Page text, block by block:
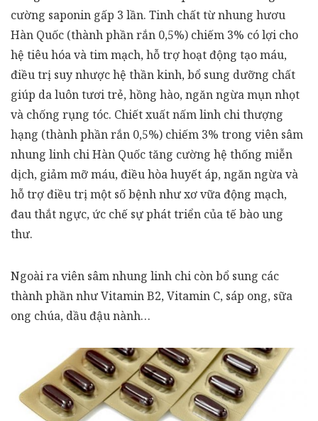
cường saponin gấp 3 lần. Tinh chất từ nhung hươu
Hàn Quốc (thành phần rắn 0,5%) chiếm 3% có lợi cho
hệ tiêu hóa và tim mạch, hỗ trợ hoạt động tạo máu,
điều trị suy nhược hệ thần kinh, bổ sung dưỡng chất
giúp da luôn tươi trẻ, hồng hào, ngăn ngừa mụn nhọt
và chống rụng tóc. Chiết xuất nấm linh chi thượng
hạng (thành phần rắn 0,5%) chiếm 3% trong viên sâm
nhung linh chi Hàn Quốc tăng cường hệ thống miễn
dịch, giảm mỡ máu, điều hòa huyết áp, ngăn ngừa và
hỗ trợ điều trị một số bệnh như xơ vữa động mạch,
đau thắt ngực, ức chế sự phát triển của tế bào ung
thư.
Ngoài ra viên sâm nhung linh chi còn bổ sung các
thành phần như Vitamin B2, Vitamin C, sáp ong, sữa
ong chúa, dầu đậu nành…